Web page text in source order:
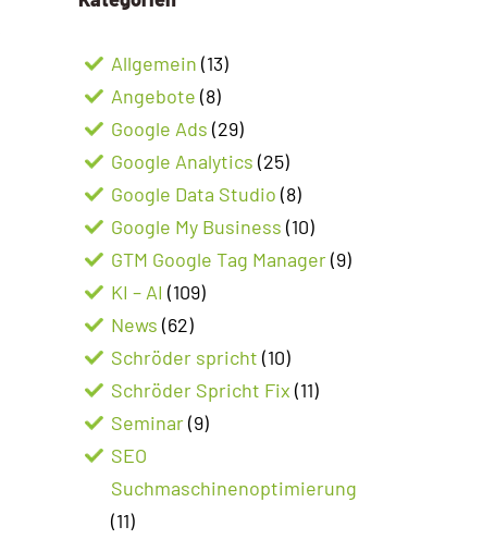
Allgemein (13)
Angebote (8)
Google Ads (29)
Google Analytics (25)
Google Data Studio (8)
Google My Business (10)
GTM Google Tag Manager(9)
KI – AI (109)
News (62)
Schröder spricht (10)
Schröder Spricht Fix (11)
Seminar(9)
SEO
Suchmaschinenoptimierung
(11)